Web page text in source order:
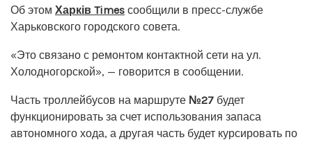
Об этом Харків Times сообщили в пресс-службе
Харьковского городского совета.
«Это связано с ремонтом контактной сети на ул.
Холодногорской», — говорится в сообщении.
Часть троллейбусов на маршруте №27 будет
функционировать за счет использования запаса
автономного хода, а другая часть будет курсировать по